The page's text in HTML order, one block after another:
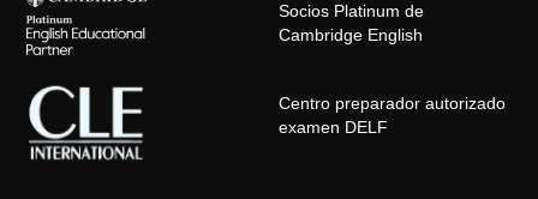
Socios Platinum de
Cambridge English
Centro preparador autorizado
examen DELF